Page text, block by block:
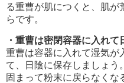
る重曹が肌につくと、肌が
らです。
・重曹は密閉容器に入れて
重曹は容器に入れて湿気が
て、日陰に保存しましょう
固まって粉末に戻らなくな